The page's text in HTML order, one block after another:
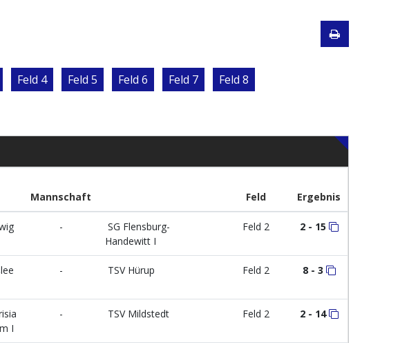
Feld 4 Feld 5 Feld 6 Feld 7
Feld 8
Mannschaft Feld Ergebnis
-
SG Flensburg-
Handewitt I
Feld 2 2 - 15
- TSV Hürup Feld 2 8 - 3
I
- TSV Mildstedt Feld 2 2 - 14